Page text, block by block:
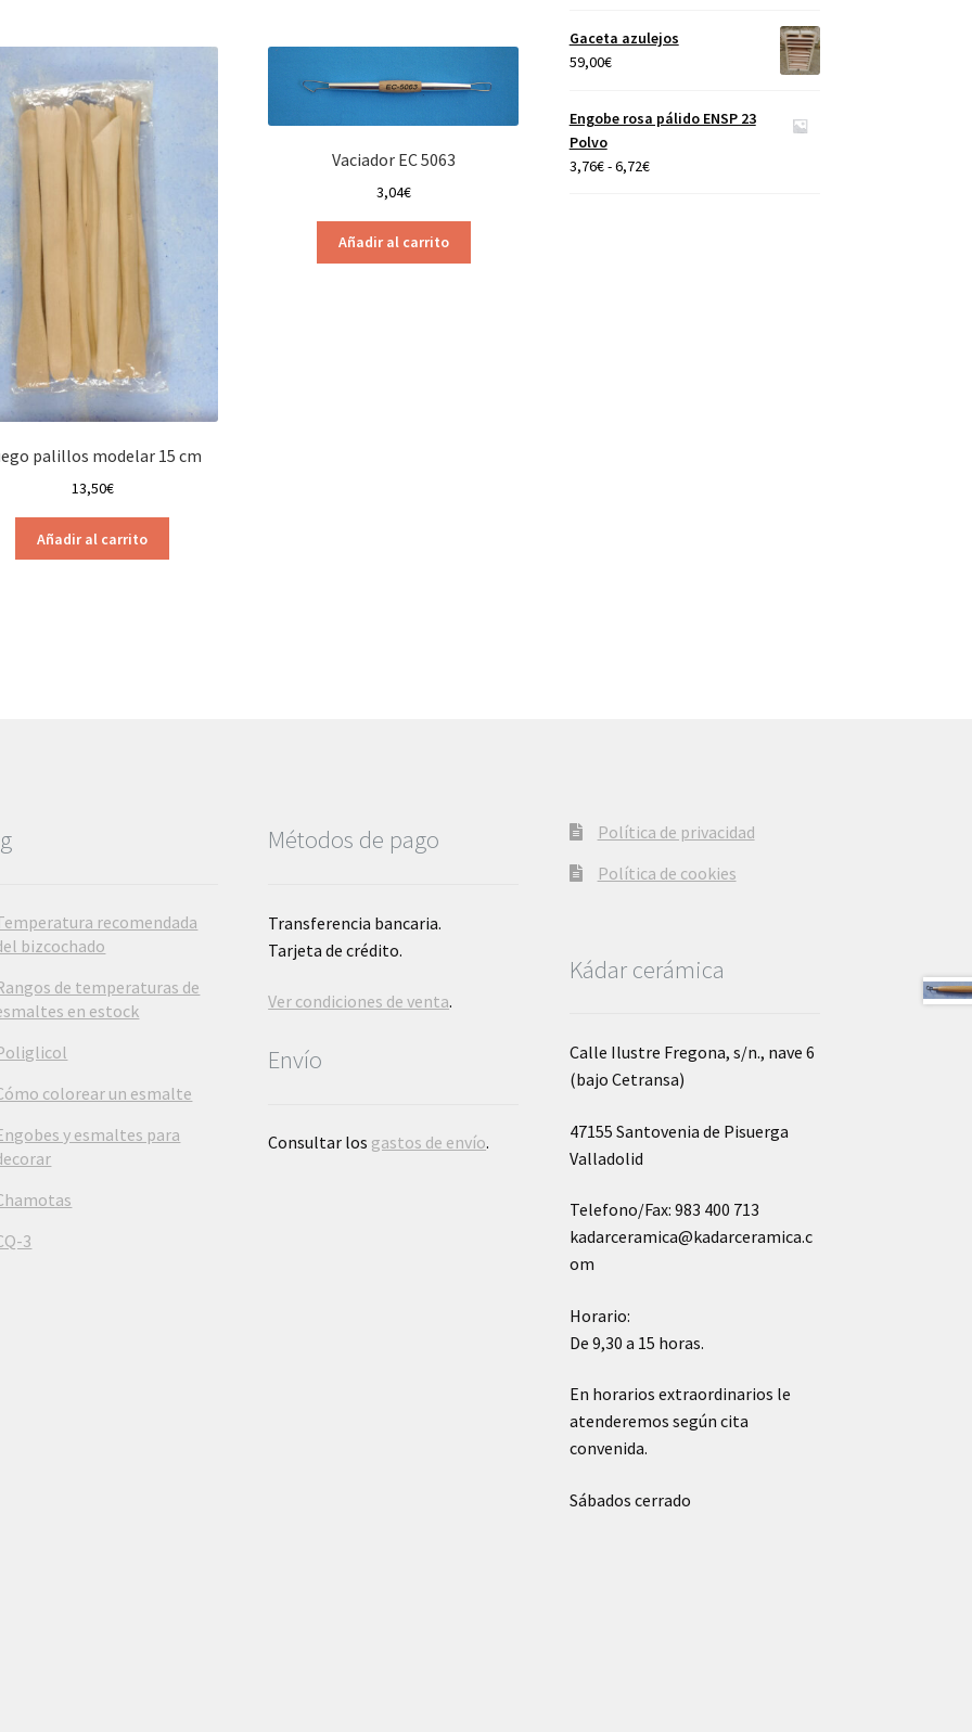
palillos modelar 15 cm
13,50€
Añadir al carrito
Vaciador EC 5063
3,04€
Añadir al carrito
precios:
desde
40,00€
Gaceta azulejos
59,00€
Engobe rosa pálido ENSP 23
Polvo
3,76€-6,72€Rango
recomendada
bizcochado
de temperaturas de
en estock
colorear un esmalte
y esmaltes para
3
Métodos de pago
Transferencia bancaria.
Tarjeta de crédito.
Ver condiciones de venta.
Envío
Consultar los gastos de envío.
Política de privacidad
Política de cookies
Kádar cerámica
Calle Ilustre Fregona, s/n., nave 6
(bajo Cetransa)
47155 Santovenia de Pisuerga
Valladolid
Telefono/Fax: 983 400 713
kadarceramica@kadarceramica.c
om
Horario:
De 9,30 a 15 horas.
En horarios extraordinarios le
atenderemos según cita
convenida.
Sábados cerrado